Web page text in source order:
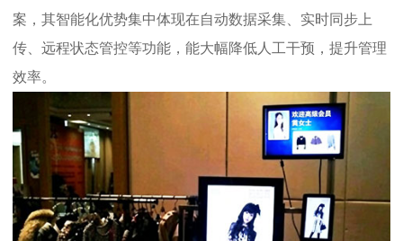
案，其智能化优势集中体现在自动数据采集、实时同步上
传、远程状态管控等功能，能大幅降低人工干预，提升管理
效率。